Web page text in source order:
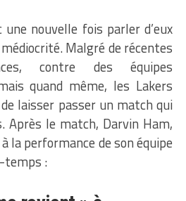
nouvelle fois parler d’eux
Malgré de récentes
contre des équipes
quand même, les Lakers
de laisser passer un match qui
Après le match, Darvin Ham,
la performance de son équipe
temps :